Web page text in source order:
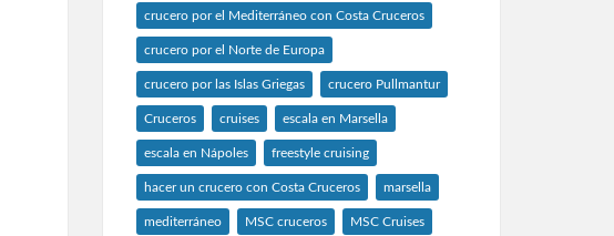
crucero por el Mediterráneo con Costa Cruceros
crucero por el Norte de Europa
crucero por las Islas Griegas crucero Pullmantur
Cruceros cruises escala en Marsella
escala en Nápoles freestyle cruising
hacer un crucero con Costa Cruceros marsella
mediterráneo MSC cruceros MSC Cruises